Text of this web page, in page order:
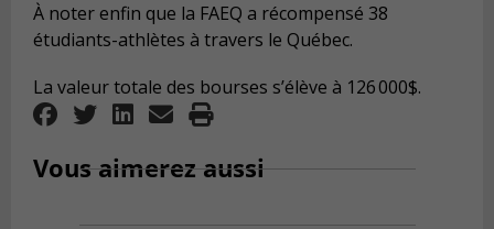
À noter enfin que la FAEQ a récompensé 38
étudiants-athlètes à travers le Québec.
La valeur totale des bourses s’élève à 126 000$.
Vous aimerez aussi